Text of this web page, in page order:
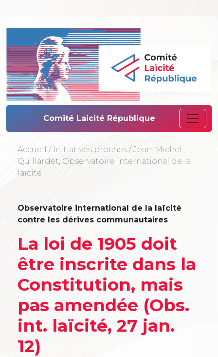
Comité Laïcité
Comité Laicité République
Accueil / Initiatives proches / Jean-Michel
Quillardet, Observatoire international de la
laïcité
Observatoire international de la laïcité
contre les dérives communautaires
La loi de 1905 doit
être inscrite dans la
Constitution, mais
pas amendée (Obs.
int. laïcité, 27 jan.
12)